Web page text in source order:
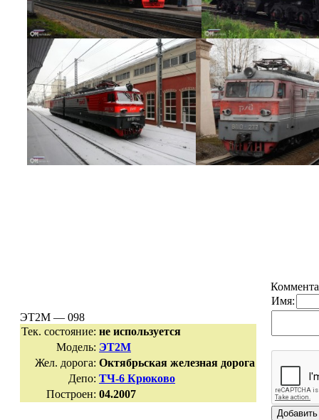
ЭТ2М — 098
Тек. состояние: не используется
Модель: ЭТ2М
Жел. дорога: Октябрьская железная дорога
Депо: ТЧ-6 Крюково
Построен: 04.2007
Имя: